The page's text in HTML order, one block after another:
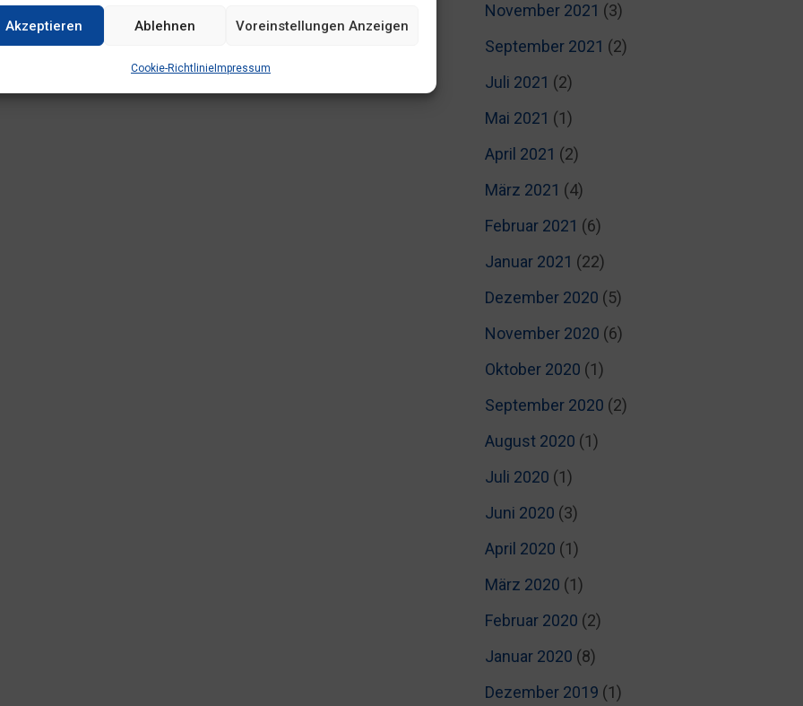
Akzeptieren Ablehnen Voreinstellungen Anzeigen
Cookie-RichtlinieImpressum
November 2021 (3)
September 2021 (2)
Juli 2021 (2)
Mai 2021 (1)
April 2021 (2)
März 2021 (4)
Februar 2021 (6)
Januar 2021 (22)
Dezember 2020 (5)
November 2020 (6)
Oktober 2020 (1)
September 2020 (2)
August 2020 (1)
Juli 2020 (1)
Juni 2020 (3)
April 2020 (1)
März 2020 (1)
Februar 2020 (2)
Januar 2020 (8)
Dezember 2019 (1)